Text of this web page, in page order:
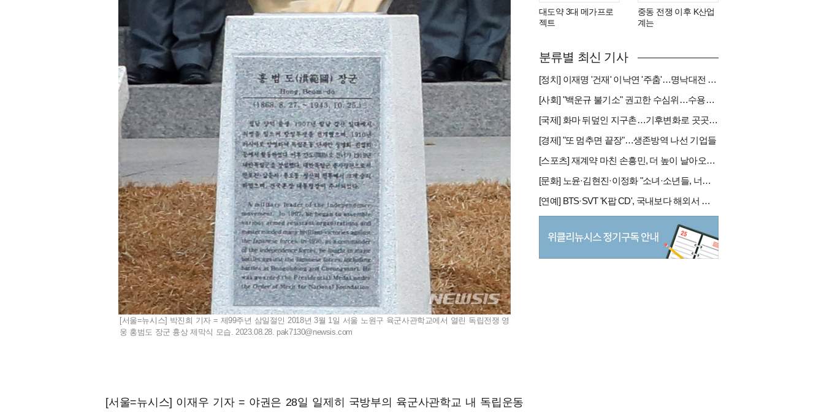
[서울=뉴시스] 박진희 기자 = 제99주년 삼일절인 2018년 3월 1일 서울 노원구 육군사관학교에서 열린 독립전쟁 영
웅 홍범도 장군 흉상 제막식 모습. 2023.08.28. pak7130@newsis.com
[서울=뉴시스] 이재우 기자 = 야권은 28일 일제히 국방부의 육군사관학교 내 독립운동
대도약 3대 메가프로
젝트
중동 전쟁 이후 K산업
계는
분류별 최신 기사
[정치] 이재명 '건재' 이낙연 '주춤'…명낙대전 불안한 휴전
[사회] "백운규 불기소" 권고한 수심위…수용땐 줄소송 피할듯
[국제] 화마 뒤덮인 지구촌…기후변화로 곳곳 대형 화재
[경제] "또 멈추면 끝장"…생존방역 나선 기업들
[스포츠] 재계약 마친 손흥민, 더 높이 날아오를까
[문화] 노윤·김현진·이정화 "소녀·소년들, 너희는 혼자가 아니야"
[연예] BTS·SVT 'K팝 CD', 국내보다 해외서 더 팔린다 왜?